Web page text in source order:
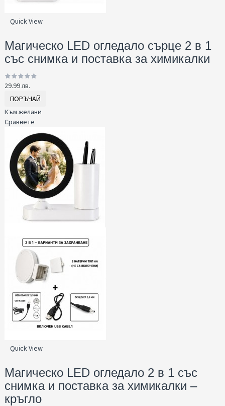
Quick View
Магическо LED огледало сърце 2 в 1
със снимка и поставка за химикалки
29.99 лв.
ПОРЪЧАЙ
Към желани
Сравнете
Quick View
Магическо LED огледало 2 в 1 със
снимка и поставка за химикалки –
кръгло